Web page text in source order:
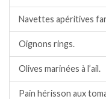
Navettes apéritives
Oignons rings.
Olives marinées à l’ail.
Pain hérisson aux